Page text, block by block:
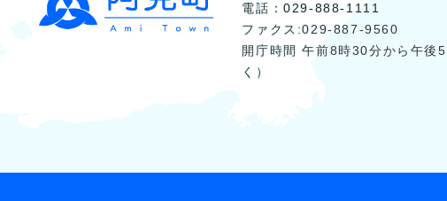
電話：029-888-1111
ファクス:029-887-9560
開庁時間 午前8時30分から午後
く）